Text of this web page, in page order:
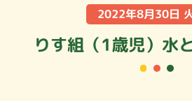
2022年8月30日
りす組（1歳児）水